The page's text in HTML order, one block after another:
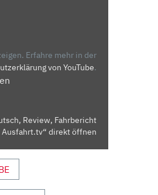
Erfahre mehr in der
von YouTube.
Review, Fahrbericht
Ausfahrt.tv“ direkt öffnen